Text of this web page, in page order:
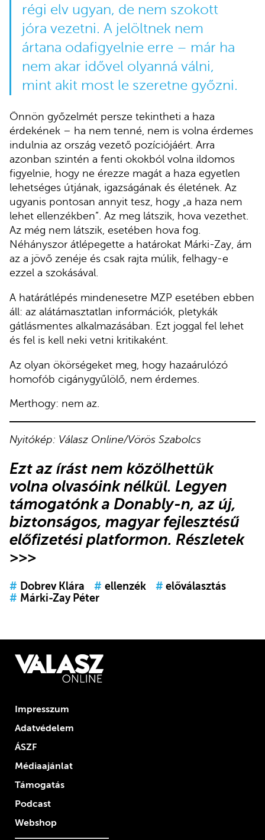
régi elv ugyan, de nem szokott
jóra vezetni. A jelöltnek nem
ártana odafigyelnie erre – már ha
nem akar idővel olyanná válni,
mint akit most le szeretne győzni.
Önnön győzelmét persze tekintheti a haza
érdekének – ha nem tenné, nem is volna érdemes
indulnia az ország vezető pozíciójáért. Arra
azonban szintén a fenti okokból volna ildomos
figyelnie, hogy ne érezze magát a haza egyetlen
lehetséges útjának, igazságának és életének. Az
ugyanis pontosan annyit tesz, hogy „a haza nem
lehet ellenzékben”. Az meg látszik, hova vezethet.
Az még nem látszik, esetében hova fog.
Néhányszor átlépegette a határokat Márki-Zay, ám
az a jövő zenéje és csak rajta múlik, felhagy-e
ezzel a szokásával.
A határátlépés mindenesetre MZP esetében ebben
áll: az alátámasztatlan információk, pletykák
gátlásmentes alkalmazásában. Ezt joggal fel lehet
és fel is kell neki vetni kritikaként.
Az olyan ökörségeket meg, hogy hazaárulózó
homofób cigánygyűlölő, nem érdemes.
Merthogy: nem az.
Nyitókép: Válasz Online/Vörös Szabolcs
Ezt az írást nem közölhettük
volna olvasóink nélkül. Legyen
támogatónk a Donably-n, az új,
biztonságos, magyar fejlesztésű
előfizetési platformon. Részletek
>>>
# Dobrev Klára # ellenzék # előválasztás
# Márki-Zay Péter
Impresszum
Adatvédelem
ÁSZF
Médiaajánlat
Támogatás
Podcast
Webshop